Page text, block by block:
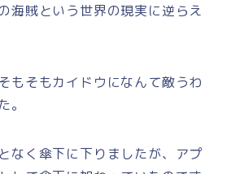
海賊という世界の現実に逆らえ
もそもカイドウになんて敵うわ
。
なく傘下に下りましたが、アプ